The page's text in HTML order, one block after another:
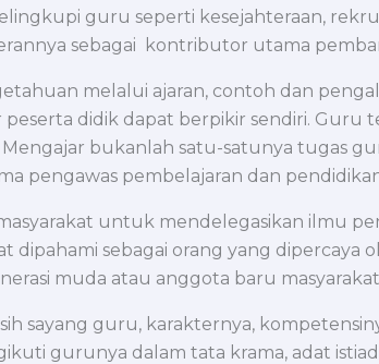
guru seperti kesejahteraan,
sebagai kontributor utama
melalui ajaran, contoh dan
peserta didik dapat berpikir sendiri.
bukanlah satu-satunya tugas
pengawas pembelajaran dan
untuk mendelegasikan ilmu
dipahami sebagai orang yang
muda atau anggota baru
sayang guru, karakternya,
gurunya dalam tata krama, adat